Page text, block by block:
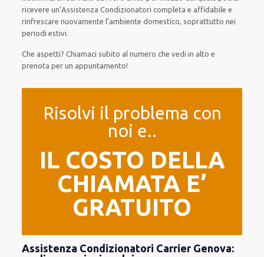
ricevere un’Assistenza Condizionatori completa e affidabile e
rinfrescare nuovamente l’ambiente domestico, soprattutto nei
periodi estivi.
Che aspetti? Chiamaci subito al numero che vedi in alto e
prenota per un appuntamento!
Risolvi il problema con
noi e..
IL COSTO DELLA
CHIAMATA E’
GRATUITO
Assistenza Condizionatori Carrier Genova: